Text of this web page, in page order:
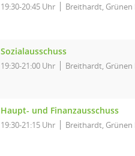
19:30-20:45 Uhr Breithardt, Grünen
Sozialausschuss
19:30-21:00 Uhr Breithardt, Grünen
Haupt- und Finanzausschuss
19:30-21:15 Uhr Breithardt, Grünen